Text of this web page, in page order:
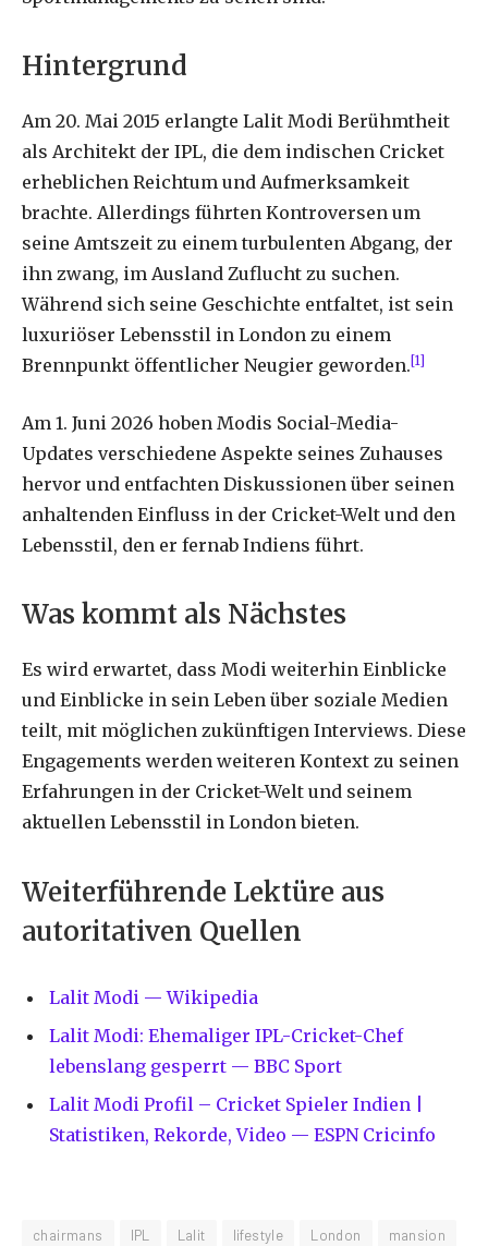
Hintergrund
Am 20. Mai 2015 erlangte Lalit Modi Berühmtheit
als Architekt der IPL, die dem indischen Cricket
erheblichen Reichtum und Aufmerksamkeit
brachte. Allerdings führten Kontroversen um
seine Amtszeit zu einem turbulenten Abgang, der
ihn zwang, im Ausland Zuflucht zu suchen.
Während sich seine Geschichte entfaltet, ist sein
luxuriöser Lebensstil in London zu einem
Brennpunkt öffentlicher Neugier geworden.[1]
Am 1. Juni 2026 hoben Modis Social-Media-
Updates verschiedene Aspekte seines Zuhauses
hervor und entfachten Diskussionen über seinen
anhaltenden Einfluss in der Cricket-Welt und den
Lebensstil, den er fernab Indiens führt.
Was kommt als Nächstes
Es wird erwartet, dass Modi weiterhin Einblicke
und Einblicke in sein Leben über soziale Medien
teilt, mit möglichen zukünftigen Interviews. Diese
Engagements werden weiteren Kontext zu seinen
Erfahrungen in der Cricket-Welt und seinem
aktuellen Lebensstil in London bieten.
Weiterführende Lektüre aus
autoritativen Quellen
Lalit Modi — Wikipedia
Lalit Modi: Ehemaliger IPL-Cricket-Chef
lebenslang gesperrt — BBC Sport
Lalit Modi Profil – Cricket Spieler Indien |
Statistiken, Rekorde, Video — ESPN Cricinfo
chairmans IPL Lalit lifestyle London
mansion